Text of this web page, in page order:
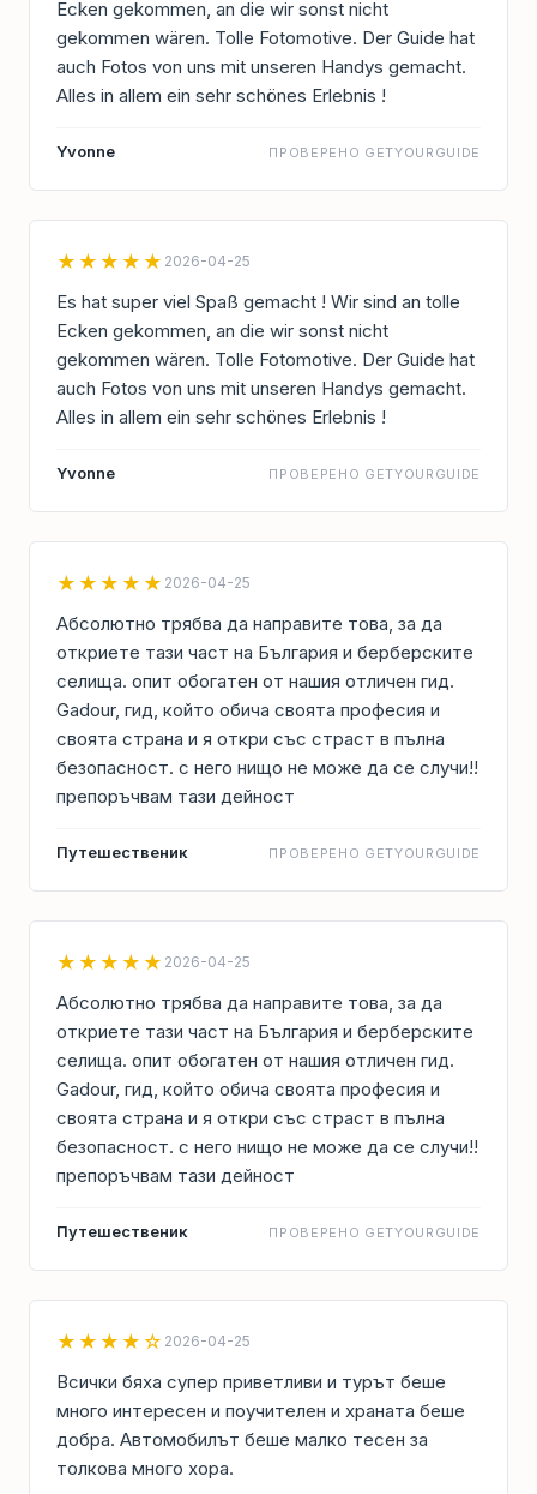
Ecken gekommen, an die wir sonst nicht
gekommen wären. Tolle Fotomotive. Der Guide hat
auch Fotos von uns mit unseren Handys gemacht.
Alles in allem ein sehr schönes Erlebnis !
Yvonne ПРОВЕРЕНО GETYOURGUIDE
★★★★★ 2026-04-25
Es hat super viel Spaß gemacht ! Wir sind an tolle
Ecken gekommen, an die wir sonst nicht
gekommen wären. Tolle Fotomotive. Der Guide hat
auch Fotos von uns mit unseren Handys gemacht.
Alles in allem ein sehr schönes Erlebnis !
Yvonne ПРОВЕРЕНО GETYOURGUIDE
★★★★★ 2026-04-25
Абсолютно трябва да направите това, за да
откриете тази част на България и берберските
селища. опит обогатен от нашия отличен гид.
Gadour, гид, който обича своята професия и
своята страна и я откри със страст в пълна
безопасност. с него нищо не може да се случи!!
препоръчвам тази дейност
Путешественик ПРОВЕРЕНО GETYOURGUIDE
★★★★★ 2026-04-25
Абсолютно трябва да направите това, за да
откриете тази част на България и берберските
селища. опит обогатен от нашия отличен гид.
Gadour, гид, който обича своята професия и
своята страна и я откри със страст в пълна
безопасност. с него нищо не може да се случи!!
препоръчвам тази дейност
Путешественик ПРОВЕРЕНО GETYOURGUIDE
★★★★☆ 2026-04-25
Всички бяха супер приветливи и турът беше
много интересен и поучителен и храната беше
добра. Автомобилът беше малко тесен за
толкова много хора.